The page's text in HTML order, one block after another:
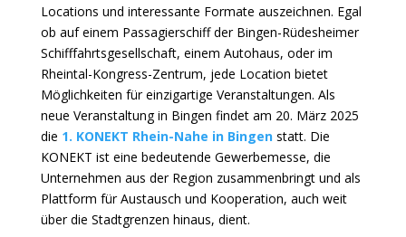
Locations und interessante Formate auszeichnen. Egal
ob auf einem Passagierschiff der Bingen-Rüdesheimer
Schifffahrtsgesellschaft, einem Autohaus, oder im
Rheintal-Kongress-Zentrum, jede Location bietet
Möglichkeiten für einzigartige Veranstaltungen. Als
neue Veranstaltung in Bingen findet am 20. März 2025
die 1. KONEKT Rhein-Nahe in Bingenstatt. Die
KONEKT ist eine bedeutende Gewerbemesse, die
Unternehmen aus der Region zusammenbringt und als
Plattform für Austausch und Kooperation, auch weit
über die Stadtgrenzen hinaus, dient.